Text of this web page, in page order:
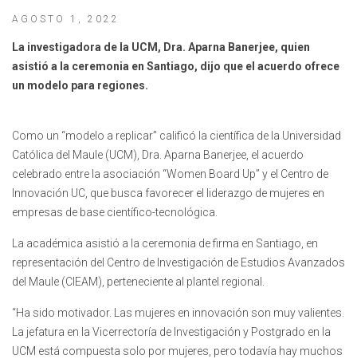
AGOSTO 1, 2022
La investigadora de la UCM, Dra. Aparna Banerjee, quien
asistió a la ceremonia en Santiago, dijo que el acuerdo ofrece
un modelo para regiones.
Como un “modelo a replicar” calificó la científica de la Universidad
Católica del Maule (UCM), Dra. Aparna Banerjee, el acuerdo
celebrado entre la asociación “Women Board Up” y el Centro de
Innovación UC, que busca favorecer el liderazgo de mujeres en
empresas de base científico-tecnológica.
La académica asistió a la ceremonia de firma en Santiago, en
representación del Centro de Investigación de Estudios Avanzados
del Maule (CIEAM), perteneciente al plantel regional.
“Ha sido motivador. Las mujeres en innovación son muy valientes.
La jefatura en la Vicerrectoría de Investigación y Postgrado en la
UCM está compuesta solo por mujeres, pero todavía hay muchos